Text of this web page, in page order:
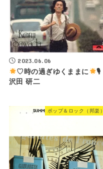
2023.06.06
♡時の過ぎゆくままに
🎙
沢田 研二
ポップ＆ロック（邦楽）